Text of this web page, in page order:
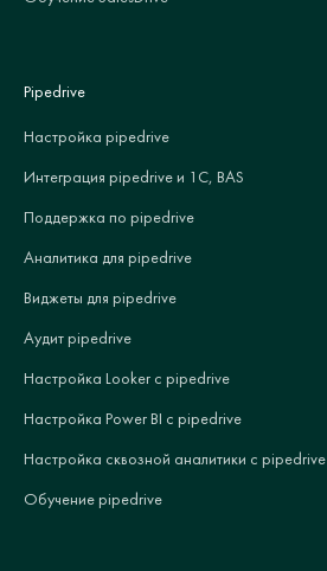
Pipedrive
Настройка pipedrive
Интеграция pipedrive и 1С, BAS
Поддержка по pipedrive
Аналитика для pipedrive
Виджеты для pipedrive
Аудит pipedrive
Настройка Looker с pipedrive
Настройка Power BI с pipedrive
Настройка сквозной аналитики с pipedrive
Обучение pipedrive